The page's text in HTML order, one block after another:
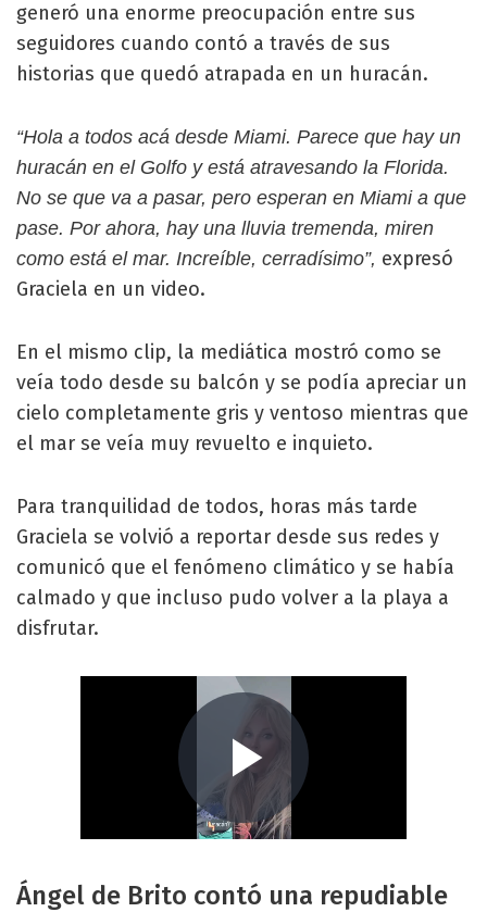
generó una enorme preocupación entre sus
seguidores cuando contó a través de sus
historias que quedó atrapada en un huracán.
“Hola a todos acá desde Miami. Parece que hay un
huracán en el Golfo y está atravesando la Florida.
No se que va a pasar, pero esperan en Miami a que
pase. Por ahora, hay una lluvia tremenda, miren
como está el mar. Increíble, cerradísimo”, expresó
Graciela en un video.
En el mismo clip, la mediática mostró como se
veía todo desde su balcón y se podía apreciar un
cielo completamente gris y ventoso mientras que
el mar se veía muy revuelto e inquieto.
Para tranquilidad de todos, horas más tarde
Graciela se volvió a reportar desde sus redes y
comunicó que el fenómeno climático y se había
calmado y que incluso pudo volver a la playa a
disfrutar.
Ángel de Brito contó una repudiable